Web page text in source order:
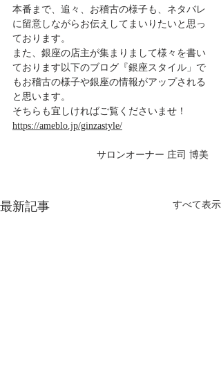
本番まで、追々、お稽古の様子も、ネタバレ
に留意しながらお伝えしてまいりたいと思っ
ております。
また、銀座の店主が集まりまして様々を書い
ております以下のブログ『銀座スタイル」で
もお稽古の様子や銀座の情報がアップされる
と思います。
そちらも宜しければご覧くださいませ！
https://ameblo.jp/ginzastyle/
サロンオーナー 庄司 博美
最新記事 すべて表示